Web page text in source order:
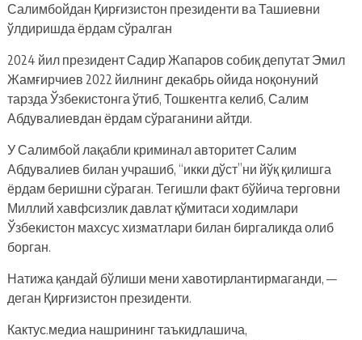
Салимбойдан Қирғизистон президенти ва Ташиевни
ўлдиришда ёрдам сўралган
2024 йил президент Садир Жапаров собиқ депутат Эмил
Жамғирчиев 2022 йилнинг декабрь ойида ноқонуний
тарзда Ўзбекистонга ўтиб, Тошкентга келиб, Салим
Абдувалиевдан ёрдам сўраганини айтди.
У Салимбой лақабли криминал авторитет Салим
Абдувалиев билан учрашиб, “икки дўст”ни йўқ қилишга
ёрдам беришни сўраган. Тегишли факт бўйича терговни
Миллий хавфсизлик давлат қўмитаси ходимлари
Ўзбекистон махсус хизматлари билан биргаликда олиб
борган.
Натижа қандай бўлиши мени хавотирлантирмаганди, —
деган Қирғизистон президенти.
Кактус.медиа нашрининг таъкидлашича,